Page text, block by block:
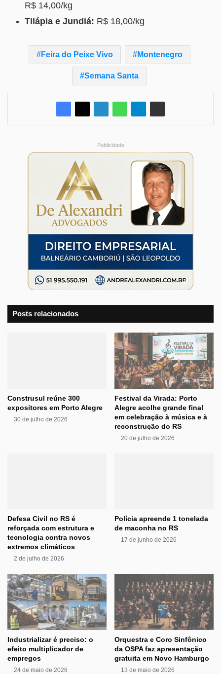
R$ 14,00/kg
Tilápia e Jundiá: R$ 18,00/kg
Feira do Peixe Vivo Montenegro
Semana Santa
Publicidade
Posts relacionados
Construsul reúne 300
expositores em Porto Alegre
30 de julho de 2026
Festival da Virada: Porto
Alegre acolhe grande final
em celebração à música e à
reconstrução do RS
20 de julho de 2026
Defesa Civil no RS é
reforçada com estrutura e
tecnologia contra novos
extremos climáticos
2 de julho de 2026
Polícia apreende 1 tonelada
de maconha no RS
17 de junho de 2026
Industrializar é preciso: o
efeito multiplicador de
empregos
24 de maio de 2026
Orquestra e Coro Sinfônico
da OSPA faz apresentação
gratuita em Novo Hamburgo
13 de maio de 2026